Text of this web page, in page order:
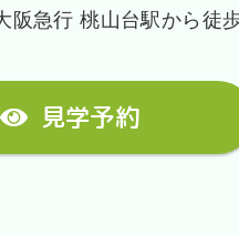
ント『はっぴーＤＡＹ』を開
阪急行 桃山台駅から徒
見学予約